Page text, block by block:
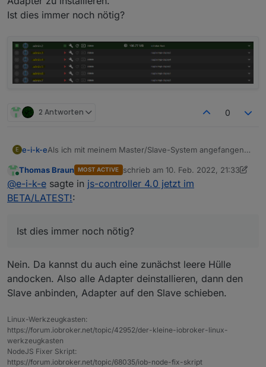
Ist dies immer noch nötig?
2 Antworten 0
E e-i-k-eAls ich mit meinem Master/Slave-System angefangen
Adapter zu installieren.
Ist dies immer noch nötig?
Online
Thomas Braun MOST ACTIVE schrieb am 10. Feb. 2022, 21:33
zuletzt editiert von Thomas Braun
@e-i-k-e sagte in js-controller 4.0 jetzt im
BETA/LATEST!:
Ist dies immer noch nötig?
Nein. Da kannst du auch eine zunächst leere Hülle
andocken. Also alle Adapter deinstallieren, dann den
Slave anbinden, Adapter auf den Slave schieben.
Linux-Werkzeugkasten:
https://forum.iobroker.net/topic/42952/der-kleine-iobroker-linux-
werkzeugkasten
NodeJS Fixer Skript:
https://forum.iobroker.net/topic/68035/iob-node-fix-skript